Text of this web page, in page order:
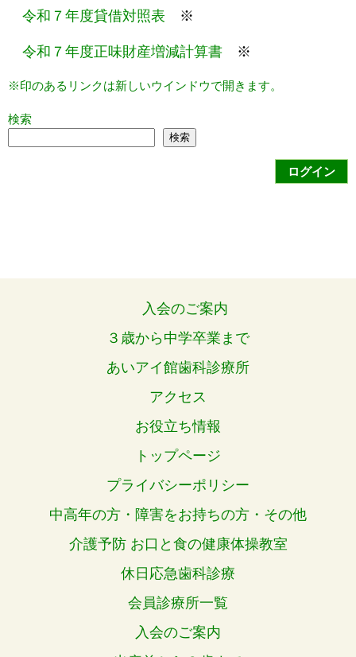
令和７年度貸借対照表 ※
令和７年度正味財産増減計算書 ※
※印のあるリンクは新しいウインドウで開きます。
検索
検索
ログイン
入会のご案内
３歳から中学卒業まで
あいアイ館歯科診療所
アクセス
お役立ち情報
トップページ
プライバシーポリシー
中高年の方・障害をお持ちの方・その他
介護予防 お口と食の健康体操教室
休日応急歯科診療
会員診療所一覧
入会のご案内